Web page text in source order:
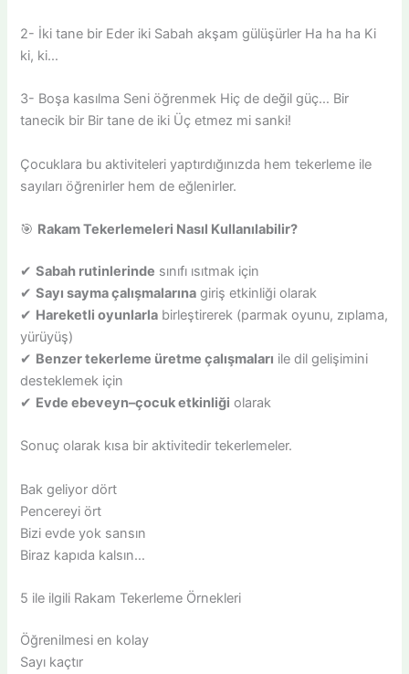
2- İki tane bir Eder iki Sabah akşam gülüşürler Ha ha ha Ki
ki, ki…
3- Boşa kasılma Seni öğrenmek Hiç de değil güç… Bir
tanecik bir Bir tane de iki Üç etmez mi sanki!
Çocuklara bu aktiviteleri yaptırdığınızda hem tekerleme ile
sayıları öğrenirler hem de eğlenirler.
🎯 Rakam Tekerlemeleri Nasıl Kullanılabilir?
✔Sabah rutinlerinde sınıfı ısıtmak için
✔Sayı sayma çalışmalarına giriş etkinliği olarak
✔ Hareketli oyunlarla birleştirerek (parmak oyunu, zıplama,
yürüyüş)
✔ Benzer tekerleme üretme çalışmaları ile dil gelişimini
desteklemek için
✔ Evde ebeveyn–çocuk etkinliği olarak
Sonuç olarak kısa bir aktivitedir tekerlemeler.
Bak geliyor dört
Pencereyi ört
Bizi evde yok sansın
Biraz kapıda kalsın…
5 ile ilgili Rakam Tekerleme Örnekleri
Öğrenilmesi en kolay
Sayı kaçtır